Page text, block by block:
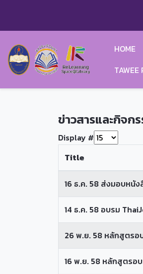
HOME
TAWEE
ข่าวสารและกิจก
Display #
Title
16 ธ.ค. 58 ส่งมอบหนั
14 ธ.ค. 58 อบรม
26 พ.ย. 58 หลักสูตรอ
16 พ.ย. 58 หลักสูตรอ